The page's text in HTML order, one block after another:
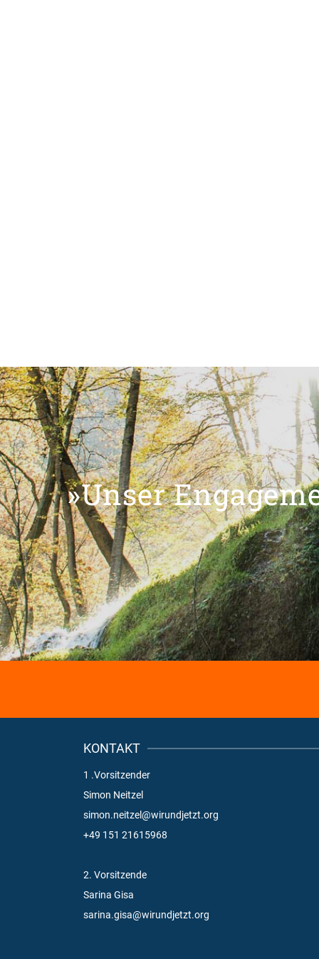
»Unser
KONTAKT
1 .Vorsitzender
Simon Neitzel
simon.neitzel@wirundjetzt.org
+49 151 21615968
2. Vorsitzende
Sarina Gisa
sarina.gisa@wirundjetzt.org